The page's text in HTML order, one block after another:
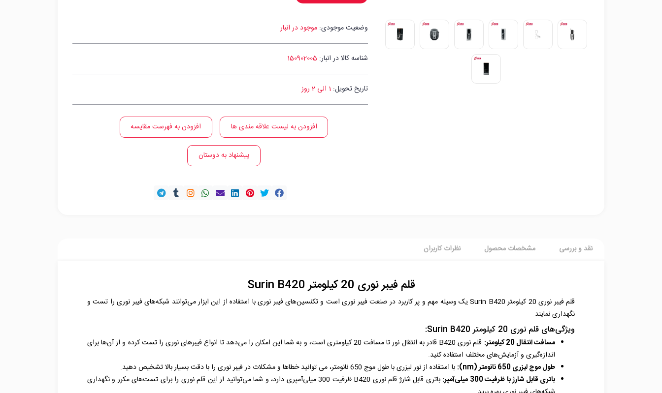
وضعیت موجودی: موجود در انبار
شناسه کالا در انبار: 150902005
تاریخ تحویل: 1 الی 2 روز
افزودن به لیست علاقه مندی ها افزودن به فهرست مقایسه
پیشنهاد به دوستان
نقد و بررسی مشخصات محصول نظرات کاربران
قلم فیبر نوری 20 کیلومتر Surin B420
قلم فیبر نوری 20 کیلومتر Surin B420 یک وسیله مهم و پر کاربرد در صنعت فیبر نوری است و تکنسین‌های فیبر نوری با استفاده از این ابزار می‌توانند شبکه‌های فیبر نوری را تست و
نگهداری نمایند.
ویژگی‌های قلم نوری 20 کیلومتر Surin B420:
مسافت انتقال 20 کیلومتر:
قلم نوری B420 قادر به انتقال نور تا مسافت 20 کیلومتری است، و به شما این امکان را می‌دهد تا انواع فیبرهای نوری را تست کرده و از آن‌ها برای
اندازه‌گیری و آزمایش‌های مختلف استفاده کنید.
طول موج لیزری 650 نانومتر (nm):
با استفاده از نور لیزری با طول موج 650 نانومتر، می توانید خطاها و مشکلات در فیبر نوری را با دقت بسیار بالا تشخیص دهید.
باتری قابل شارژ با ظرفیت 300 میلی‌آمپر:
باتری قابل شارژ قلم نوری B420 ظرفیت 300 میلی‌آمپری دارد، و شما می‌توانید از این قلم نوری را برای تست‌های مکرر و نگهداری